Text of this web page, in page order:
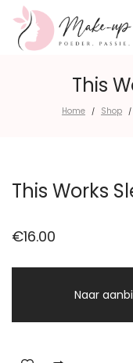
This
Home / Shop /
This Works
€16.00
Naar